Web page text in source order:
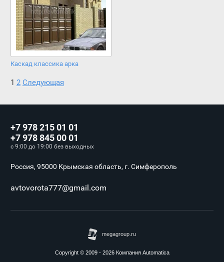
Каскад классика арка
1 2 Следующая
+7 978 215 01 01
+7 978 845 00 01
с 9:00 до 19:00 без выходных
Россия, 95000 Крымская область, г. Симферополь
avtovorota777@gmail.com
Copyright © 2009 - 2026 Компания Automatica